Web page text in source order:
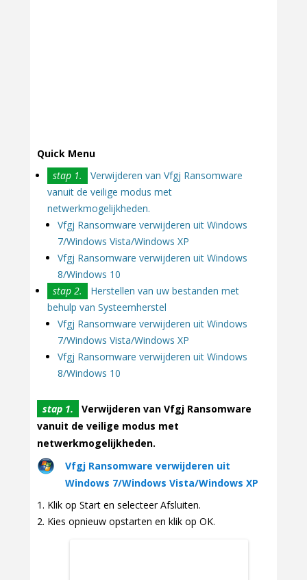
Quick Menu
stap 1.
Verwijderen van Vfgj Ransomware
vanuit de veilige modus met
netwerkmogelijkheden.
Vfgj Ransomware verwijderen uit Windows
7/Windows Vista/Windows XP
Vfgj Ransomware verwijderen uit Windows
8/Windows 10
stap 2.
Herstellen van uw bestanden met
behulp van Systeemherstel
Vfgj Ransomware verwijderen uit Windows
7/Windows Vista/Windows XP
Vfgj Ransomware verwijderen uit Windows
8/Windows 10
stap 1.
Verwijderen van Vfgj Ransomware
vanuit de veilige modus met
netwerkmogelijkheden.
Vfgj Ransomware verwijderen uit
Windows 7/Windows Vista/Windows XP
Klik op Start en selecteer Afsluiten.
Kies opnieuw opstarten en klik op OK.